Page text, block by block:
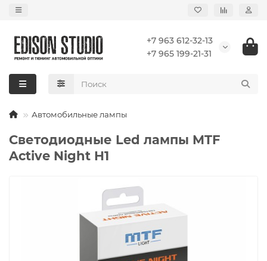
+7 963 612-32-13
+7 965 199-21-31
Автомобильные лампы
Светодиодные Led лампы MTF
Active Night H1